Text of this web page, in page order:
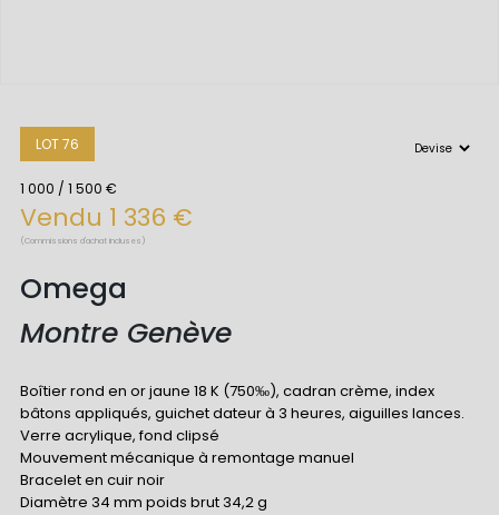
LOT 76
1 000 / 1 500 €
Vendu 1 336 €
(Commissions d'achat incluses)
Omega
Montre Genève
Boîtier rond en or jaune 18 K (750‰), cadran crème, index
bâtons appliqués, guichet dateur à 3 heures, aiguilles lances.
Verre acrylique, fond clipsé
Mouvement mécanique à remontage manuel
Bracelet en cuir noir
Diamètre 34 mm poids brut 34,2 g